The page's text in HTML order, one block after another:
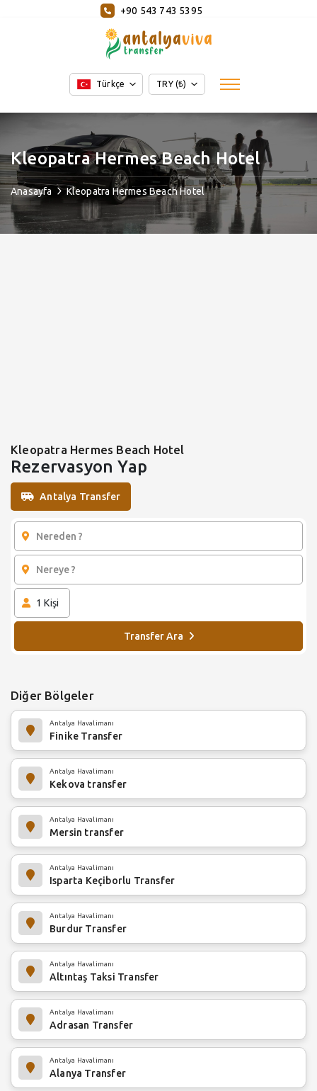
+90 543 743 5395
Türkçe TRY (₺)
Kleopatra Hermes Beach Hotel
Anasayfa Kleopatra Hermes Beach Hotel
Kleopatra Hermes Beach Hotel
Rezervasyon Yap
Antalya Transfer
1 Kişi
Transfer Ara
Diğer Bölgeler
Antalya Havalimanı
Finike Transfer
Antalya Havalimanı
Kekova transfer
Antalya Havalimanı
Mersin transfer
Antalya Havalimanı
Isparta Keçiborlu Transfer
Antalya Havalimanı
Burdur Transfer
Antalya Havalimanı
Altıntaş Taksi Transfer
Antalya Havalimanı
Adrasan Transfer
Antalya Havalimanı
Alanya Transfer